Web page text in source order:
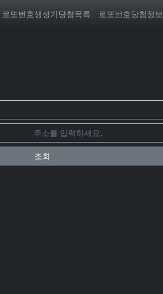
로또번호생성기당첨목록 로또번호당첨정보
조회